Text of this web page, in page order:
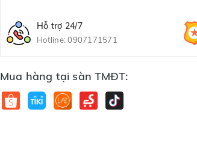
Hỗ trợ 24/7
Hotline:0907171571
Mua hàng tại sàn TMĐT: